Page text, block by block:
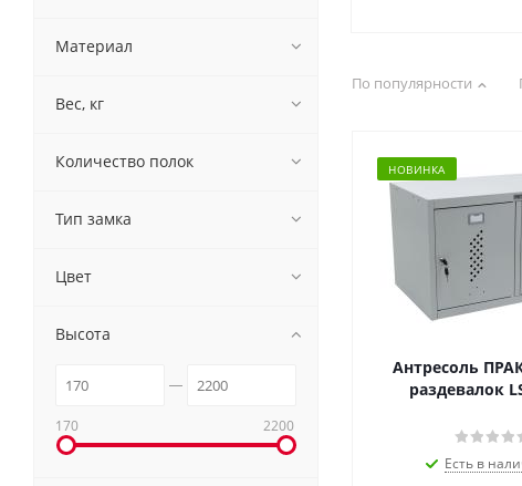
По популярности
НОВИНКА
Антресоль
раздевалок
Есть в
Материал
Вес, кг
Количество полок
Тип замка
Цвет
Высота
170 2200